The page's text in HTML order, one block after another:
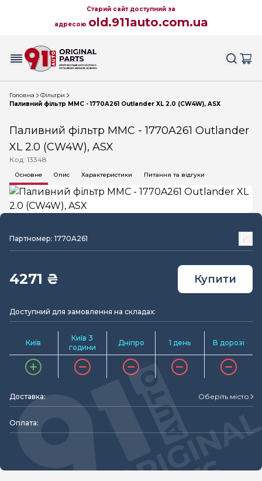
Старий сайт доступний за
адресою old.911auto.com.ua
Головна
Фільтри
Паливний фільтр MMC - 1770A261 Outlander XL 2.0 (CW4W), ASX
Паливний фільтр MMC - 1770A261 Outlander
XL 2.0 (CW4W), ASX
Код: 13348
Основне Опис Характеристики Питання та відгуки
Партномер: 1770A261
4271 ₴ Купити
Доступний для замовлення на складах:
Київ
Київ 3
години
Дніпро 1 день В дорозі
Доставка: Оберіть місто
Оплата: